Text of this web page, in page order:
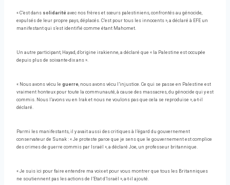
« C’est dans solidarité avec nos frères et sœurs palestiniens, confrontés au génocide,
expulsés de leur propre pays, déplacés. C’est pour tous les innocents », a déclaré à EFE un
manifestant qui s’est identifié comme étant Mahomet.
Un autre participant, Hayad, d’origine irakienne, a déclaré que « la Palestine est occupée
depuis plus de soixante-dix ans ».
« Nous avons vécu le guerre, nous avons vécu l’injustice. Ce qui se passe en Palestine est
vraiment honteux pour toute la communauté, à cause des massacres, du génocide qui y est
commis. Nous l’avons vu en Irak et nous ne voulons pas que cela se reproduise », a-t-il
déclaré.
Parmi les manifestants, il y avait aussi des critiques à l’égard du gouvernement
conservateur de Sunak : « Je proteste parce que je sens que le gouvernement est complice
des crimes de guerre commis par Israël », a déclaré Joe, un professeur britannique.
« Je suis ici pour faire entendre ma voix et pour vous montrer que tous les Britanniques
ne soutiennent pas les actions de l’Etat d’Israël », a-t-il ajouté.